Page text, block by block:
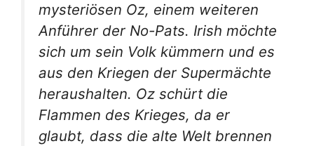
mysteriösen Oz, einem weiteren
Anführer der No-Pats. Irish möchte
sich um sein Volk kümmern und es
aus den Kriegen der Supermächte
heraushalten. Oz schürt die
Flammen des Krieges, da er
glaubt, dass die alte Welt brennen